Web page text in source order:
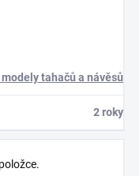
tahačů a návěsů
2 roky